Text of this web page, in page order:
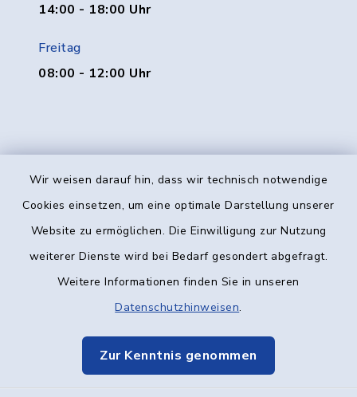
Wir weisen darauf hin, dass wir technisch notwendige
Cookies einsetzen, um eine optimale Darstellung unserer
Website zu ermöglichen. Die Einwilligung zur Nutzung
weiterer Dienste wird bei Bedarf gesondert abgefragt.
Weitere Informationen finden Sie in unseren
Datenschutzhinweisen.
Zur Kenntnis genommen
14:00 - 18:00 Uhr
Freitag
08:00 - 12:00 Uhr
Kontakt
Datenschutz
Elektronische Kommunikation